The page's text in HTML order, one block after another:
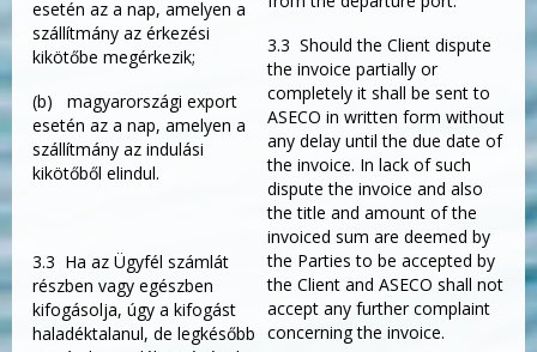
esetén az a nap, amelyen a
szállítmány az érkezési
kikötőbe megérkezik;
(b) magyarországi export
esetén az a nap, amelyen a
szállítmány az indulási
kikötőből elindul.
3.3 Ha az Ügyfél számlát
részben vagy egészben
kifogásolja, úgy a kifogást
haladéktalanul, de legkésőbb
3.3 Should the Client dispute
the invoice partially or
completely it shall be sent to
ASECO in written form without
any delay until the due date of
the invoice. In lack of such
dispute the invoice and also
the title and amount of the
invoiced sum are deemed by
the Parties to be accepted by
the Client and ASECO shall not
accept any further complaint
concerning the invoice.